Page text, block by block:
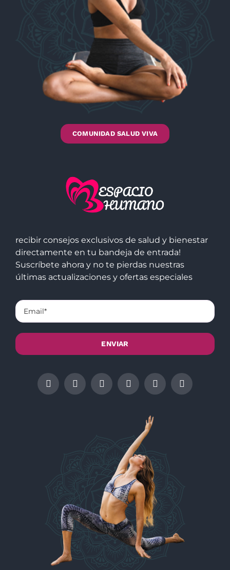
COMUNIDAD SALUD VIVA
recibir consejos exclusivos de salud y bienestar
directamente en tu bandeja de entrada!
Suscríbete ahora y no te pierdas nuestras
últimas actualizaciones y ofertas especiales